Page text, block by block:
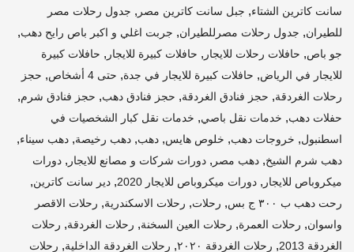
سانت كاترين الشتاء, جبل سانت كاترين مصر , جدول رحلات مصر
للطيران, جدول رحلات مصرللطيران, جربت اغلي و اكبر باص رايح دهب,
جو باص, حافلات رحلات للايجار , حافلات كبيرة للايجار , حافلات كبيرة
للايجار في الرياض, حافلات كبيرة للايجار في جدة, حتى 4 أشخاص , حجز
رحلات الغردقة, حجز فنادق الغردقة, حجز فنادق دهب, حجز فنادق شرم,
حفلات دهب, خدمات نقل باصي, خدمات نقل كبار الشخصيات في
اسطنبول, خروجات دهب, خلوص هايس, دهب, دهب رخيصة, دهب سيناء,
دهب شرم الشيخ, دهب مصر , دورات شركات و مصانع للايجار , دورات
ميكروباص للايجار , دورات ميكروباص للايجار 2020 , دير سانت كاترين,
رحت دهب ب ٣٠٠ ج بس , رحلات, رحلات الاسكندرية, رحلات الاقصر
واسوان, رحلات العمرة, رحلات العين السخنة, رحلات الغردقة, رحلات
الغردقة 2013
, رحلات الغردقة ٢٠٢٠ , رحلات الغردقة الداخلية, رحلات